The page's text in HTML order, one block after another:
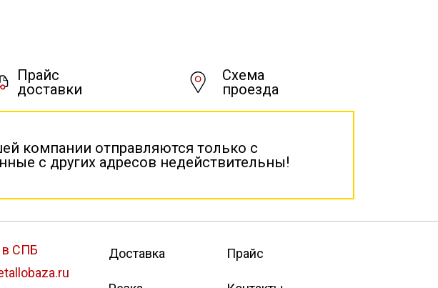
Прайс
доставки
Схема
проезда
компании отправляются только с
с других адресов недействительны!
в СПБ
Доставка Прайс